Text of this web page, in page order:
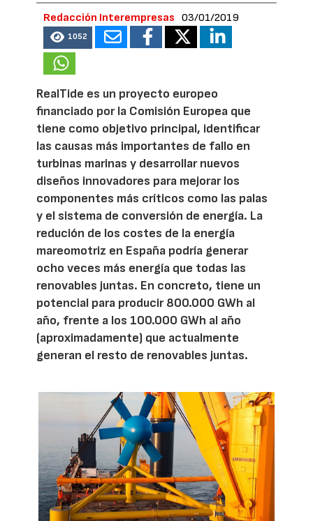
Redacción Interempresas 03/01/2019
1052
RealTide es un proyecto europeo
financiado por la Comisión Europea que
tiene como objetivo principal, identificar
las causas más importantes de fallo en
turbinas marinas y desarrollar nuevos
diseños innovadores para mejorar los
componentes más críticos como las palas
y el sistema de conversión de energía. La
redución de los costes de la energía
mareomotriz en España podría generar
ocho veces más energía que todas las
renovables juntas. En concreto, tiene un
potencial para producir 800.000 GWh al
año, frente a los 100.000 GWh al año
(aproximadamente) que actualmente
generan el resto de renovables juntas.